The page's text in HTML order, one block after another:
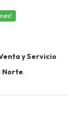
y Servicio
Norte.